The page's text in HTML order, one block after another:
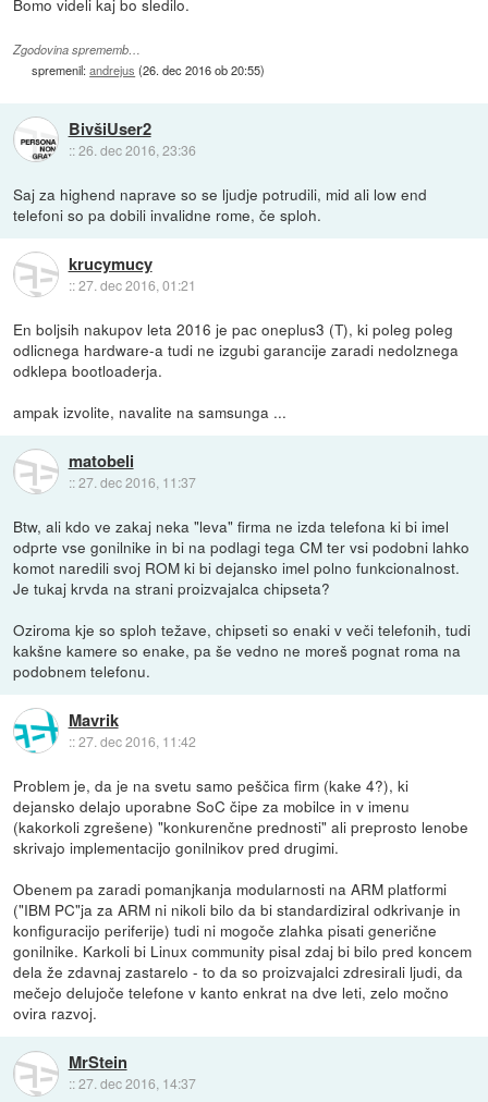
Zgodovina sprememb…
spremenil:andrejus (26. dec 2016 ob 20:55)
BivšiUser2
::26. dec 2016, 23:36
Saj za highend naprave so se ljudje potrudili, mid ali low end
telefoni so pa dobili invalidne rome, če sploh.
krucymucy
::27. dec 2016, 01:21
En boljsih nakupov leta 2016 je pac oneplus3 (T), ki poleg poleg
odlicnega hardware-a tudi ne izgubi garancije zaradi nedolznega
odklepa bootloaderja.
ampak izvolite, navalite na samsunga ...
matobeli
::27. dec 2016, 11:37
Btw, ali kdo ve zakaj neka "leva" firma ne izda telefona ki bi imel
odprte vse gonilnike in bi na podlagi tega CM ter vsi podobni lahko
komot naredili svoj ROM ki bi dejansko imel polno funkcionalnost.
Je tukaj krvda na strani proizvajalca chipseta?
Oziroma kje so sploh težave, chipseti so enaki v veči telefonih, tudi
kakšne kamere so enake, pa še vedno ne moreš pognat roma na
podobnem telefonu.
Mavrik
::27. dec 2016, 11:42
Problem je, da je na svetu samo peščica firm (kake 4?), ki
dejansko delajo uporabne SoC čipe za mobilce in v imenu
(kakorkoli zgrešene) "konkurenčne prednosti" ali preprosto lenobe
skrivajo implementacijo gonilnikov pred drugimi.
Obenem pa zaradi pomanjkanja modularnosti na ARM platformi
("IBM PC"ja za ARM ni nikoli bilo da bi standardiziral odkrivanje in
konfiguracijo periferije) tudi ni mogoče zlahka pisati generične
gonilnike. Karkoli bi Linux community pisal zdaj bi bilo pred koncem
dela že zdavnaj zastarelo - to da so proizvajalci zdresirali ljudi, da
mečejo delujoče telefone v kanto enkrat na dve leti, zelo močno
ovira razvoj.
MrStein
::27. dec 2016, 14:37